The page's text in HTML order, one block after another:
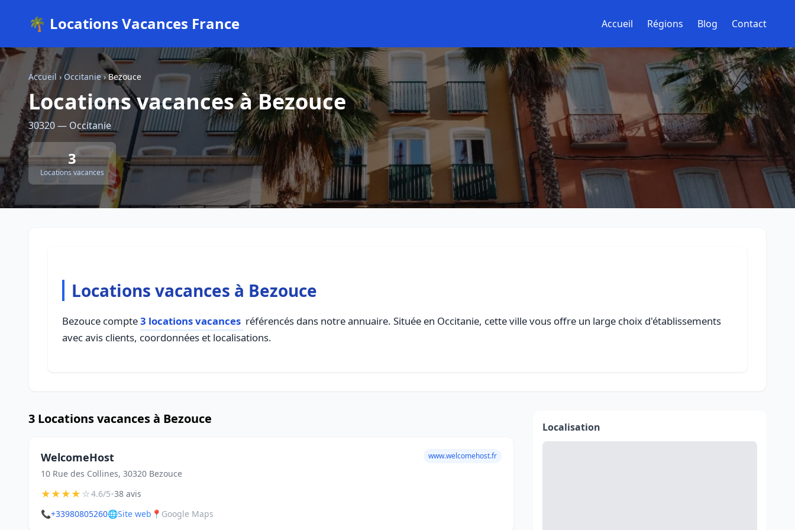
🌴 Locations Vacances France Accueil Régions Blog Contact
Accueil › Occitanie›Bezouce
Locations vacances à Bezouce
30320 — Occitanie
3
Locations vacances
Locations vacances à Bezouce
Bezouce compte3 locations vacances référencés dans notre annuaire. Située en Occitanie, cette ville vous offre un large choix d'établissements
avec avis clients, coordonnées et localisations.
3 Locations vacances à Bezouce
WelcomeHost
10 Rue des Collines, 30320 Bezouce
www.welcomehost.fr
★★★★☆4.6/5•38 avis
📞+33980805260🌐Site web 📍 Google Maps
Localisation